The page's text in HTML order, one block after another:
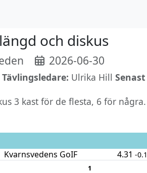
och diskus
2026-06-30
Tävlingsledare: Ulrika Hill
3 kast för de flesta, 6 för några.
Kvarnsvedens GoIF 4.31 -0.1
1